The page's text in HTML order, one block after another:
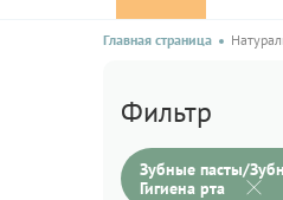
Главная страница
Фильтр
Зубные пасты/
Гигиена рта